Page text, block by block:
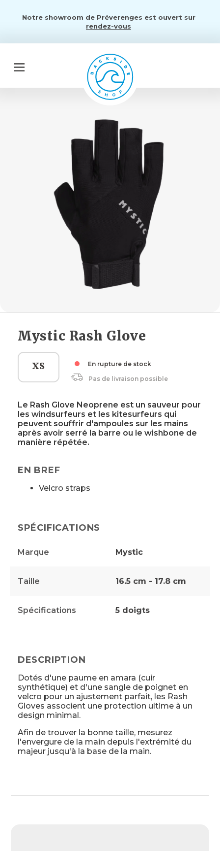
Notre showroom de Préverenges est ouvert sur
rendez-vous
Mystic Rash Glove
XS
En rupture de stock
Pas de livraison possible
Le Rash Glove Neoprene est un sauveur pour
les windsurfeurs et les kitesurfeurs qui
peuvent souffrir d'ampoules sur les mains
après avoir serré la barre ou le wishbone de
manière répétée.
EN BREF
Velcro straps
SPÉCIFICATIONS
Marque Mystic
Taille 16.5 cm - 17.8 cm
Spécifications 5 doigts
DESCRIPTION
Dotés d'une paume en amara (cuir
synthétique) et d'une sangle de poignet en
velcro pour un ajustement parfait, les Rash
Gloves associent une protection ultime à un
design minimal.
Afin de trouver la bonne taille, mesurez
l'envergure de la main depuis l'extrémité du
majeur jusqu'à la base de la main.